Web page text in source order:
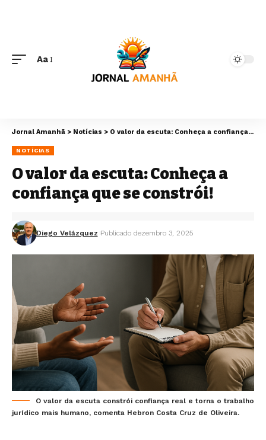
Aa
Jornal Amanhã > Notícias > O valor da escuta: Conheça a confiança que se constrói!
NOTÍCIAS
O valor da escuta: Conheça a
confiança que se constrói!
Diego Velázquez Publicado dezembro 3, 2025
O valor da escuta constrói confiança real e torna o trabalho
jurídico mais humano, comenta Hebron Costa Cruz de Oliveira.